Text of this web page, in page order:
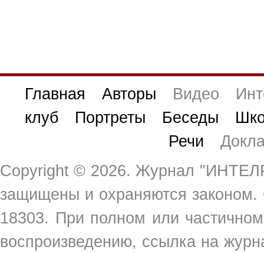
Главная Авторы Видео
клуб
Портреты Беседы
Речи
Copyright © 2026. Журнал
защищены и охраняются
18303. При полном или
воспроизведению, ссылка на